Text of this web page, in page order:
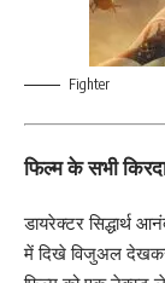
Fighter
फिल्म के सभी
डायरेक्टर सिद्धार्थ
में दिखे विजुअल